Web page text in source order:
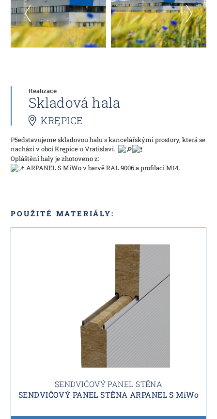
Realizace
Skladová hala
KRĘPICE
P5edstavujeme skladovou halu s kancelářskými prostory, která se
nachází v obci Krępice u Vratislavi.
Opláštění haly je zhotoveno z:
ARPANEL S MiWo v barvě RAL 9006 a profilaci M14.
POUŽITÉ MATERIÁLY:
SENDVIČOVÝ PANEL STĚNA
SENDVIČOVÝ PANEL STĚNA ARPANEL S MiWo